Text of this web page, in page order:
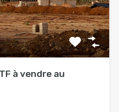
à vendre au